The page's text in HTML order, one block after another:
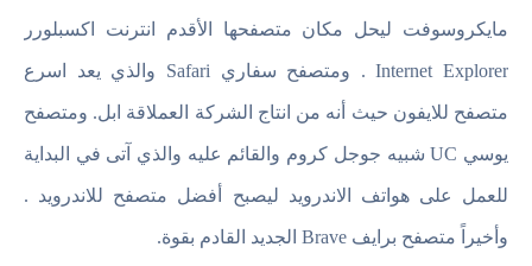
مايكروسوفت ليحل مكان متصفحها الأقدم انترنت اكسبلورر
Internet Explorer . ومتصفح سفاري Safari والذي يعد اسرع
متصفح للايفون حيث أنه من انتاج الشركة العملاقة ابل. ومتصفح
يوسي UC شبيه جوجل كروم والقائم عليه والذي آتى في البداية
للعمل على هواتف الاندرويد ليصبح أفضل متصفح للاندرويد .
وأخيراً متصفح برايف Brave الجديد القادم بقوة.